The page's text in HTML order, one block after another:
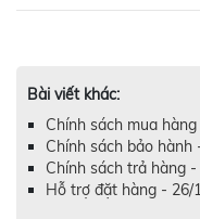
Bài viết khác:
Chính sách mua
Chính sách bảo hành
Chính sách trả hàng
Hỗ trợ đặt hàng - 26/